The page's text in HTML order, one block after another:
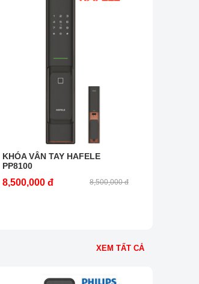
KHÓA VÂN TAY HAFELE
PP8100
8,500,000 đ 8,500,000 đ
XEM TẤT CẢ